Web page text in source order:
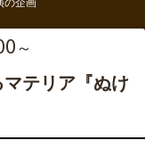
の企画
～
マテリア『ぬけ